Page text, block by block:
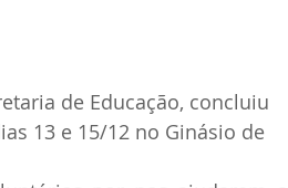
de Educação, concluiu
13 e 15/12 no Ginásio de